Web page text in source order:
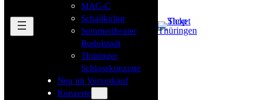
MAG-C
Schallkultur
Sommertheater
Rudolstadt
Thüringer
Schlosskonzerte
Neu im Vorverkauf
Konzerte